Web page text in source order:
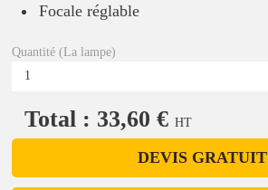
Focale réglable
Quantité (La lampe)
Total : 33,60 € HT
DEVIS GRATUIT